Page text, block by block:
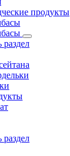
продукты
раздел
раздел